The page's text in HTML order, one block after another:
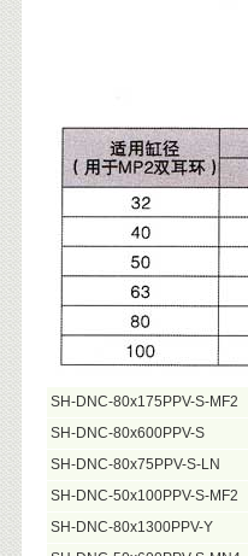
SH-DNC-80x175PPV-S-MF2
SH-DNC-80x600PPV-S
SH-DNC-80x75PPV-S-LN
SH-DNC-50x100PPV-S-MF2
SH-DNC-80x1300PPV-Y